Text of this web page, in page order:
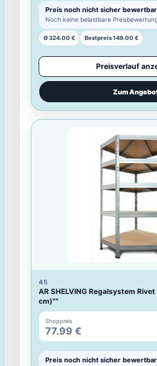
RESPEKTA Rundbecken
70.48 €
Preis noch nicht sicher
Noch keine belastbare
Bestpreis 70.00 €
Zum